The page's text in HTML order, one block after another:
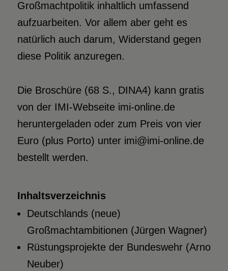
Großmachtpolitik inhaltlich umfassend
aufzuarbeiten. Vor allem aber geht es
natürlich auch darum, Widerstand gegen
diese Politik anzuregen.
Die Broschüre (68 S., DINA4) kann gratis
von der IMI-Webseite imi-online.de
heruntergeladen oder zum Preis von vier
Euro (plus Porto) unter imi@imi-online.de
bestellt werden.
Inhaltsverzeichnis
Deutschlands (neue)
Großmachtambitionen (Jürgen Wagner)
Rüstungsprojekte der Bundeswehr (Arno
Neuber)